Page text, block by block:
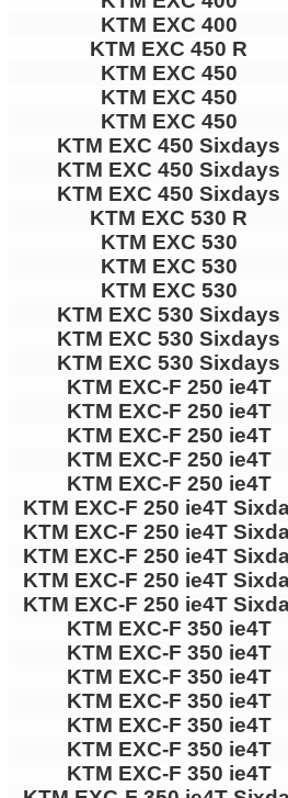
KTM EXC 400
KTM EXC 450 R
KTM EXC 450
KTM EXC 450
KTM EXC 450
KTM EXC 450 Sixdays
KTM EXC 450 Sixdays
KTM EXC 450 Sixdays
KTM EXC 530 R
KTM EXC 530
KTM EXC 530
KTM EXC 530
KTM EXC 530 Sixdays
KTM EXC 530 Sixdays
KTM EXC 530 Sixdays
KTM EXC-F 250 ie4T
KTM EXC-F 250 ie4T
KTM EXC-F 250 ie4T
KTM EXC-F 250 ie4T
KTM EXC-F 250 ie4T
KTM EXC-F 250 ie4T
KTM EXC-F 250 ie4T
KTM EXC-F 250 ie4T
KTM EXC-F 250 ie4T
KTM EXC-F 250 ie4T
KTM EXC-F 350 ie4T
KTM EXC-F 350 ie4T
KTM EXC-F 350 ie4T
KTM EXC-F 350 ie4T
KTM EXC-F 350 ie4T
KTM EXC-F 350 ie4T
KTM EXC-F 350 ie4T